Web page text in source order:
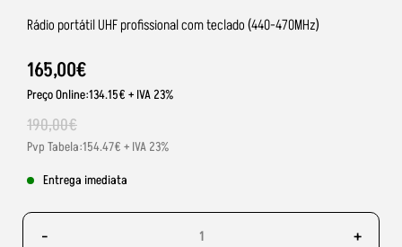
Rádio portátil UHF profissional com teclado (440-470MHz)
165,00€
Preço Online:134.15€ + IVA 23%
190,00€
Pvp Tabela:154.47€ + IVA 23%
Entrega imediata
- +